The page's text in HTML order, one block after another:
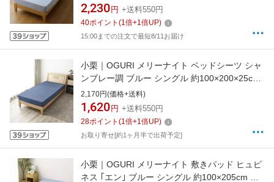
2,230 円 +送料550円
40ポイント (1倍+1倍UP)
15:00までの注文で最短8/11お届け
小栗｜OGURI メリーナイト ベッドシーツ シャ
ンブレー調 ブルー シングル 約100×200×25cm
全周ゴム付き ワンタッチ 簡単着脱 洗える 衛生
清潔 速乾 シワになりにくい オールシーズン
MN17150-76 MerryNight
2,170円(価格+送料)
1,620 円 +送料550円
28ポイント (1倍+1倍UP)
お取り寄せ[約1ヶ月半で出荷予定]
小栗｜OGURI メリーナイト 敷きパッド ヒュピ
ネス ｢エン｣ ブルー シングル 約100×205cm 綿